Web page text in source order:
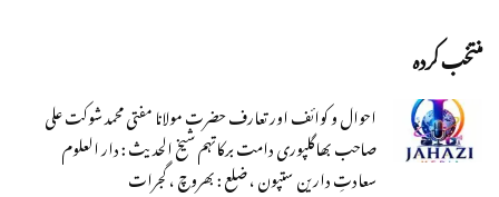
منتخب کردہ
احوال و کوائف اور تعارف حضرت مولانا مفتی محمد شوکت علی
صاحب بھاگلپوری دامت برکاتہم شیخ الحدیث : دار العلوم
سعادتِ دارین ستپون ، ضلع : بھروچ ، گجرات